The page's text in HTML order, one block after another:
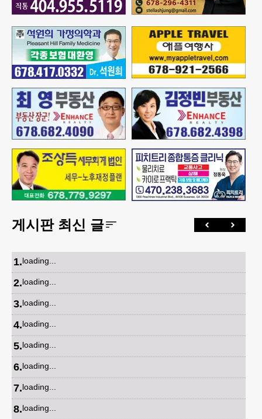
게시판 최신 글
1.loading...
2.loading...
3.loading...
4.loading...
5.loading...
6.loading...
7.loading...
8.loading...